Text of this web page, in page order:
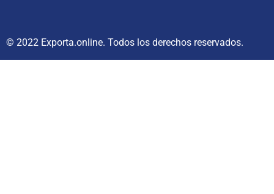
© 2022 Exporta.online. Todos los derechos reservados.